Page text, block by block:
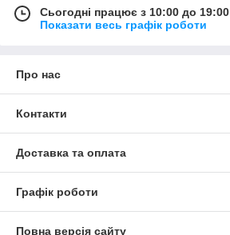
Сьогодні працює з 10:00 до 19:00
Показати весь графік роботи
Про нас
Контакти
Доставка та оплата
Графік роботи
Повна версія сайту